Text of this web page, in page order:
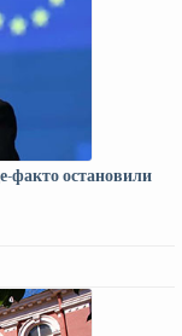
факто остановили